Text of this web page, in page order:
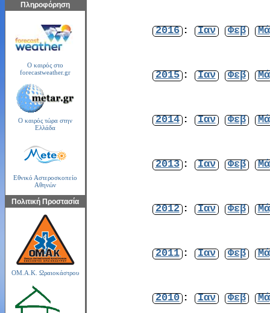
Πληροφόρηση
Ο καιρός στο
forecastweather.gr
Ο καιρός τώρα στην
Ελλάδα
Εθνικό Αστεροσκοπείο
Αθηνών
Πολιτική Προστασία
ΟΜ.Α.Κ. Ωραιοκάστρου
2016 : Ιαν Φεβ
2015 : Ιαν Φεβ
2014 : Ιαν Φεβ
2013 : Ιαν Φεβ
2012 : Ιαν Φεβ
2011 : Ιαν Φεβ
2010 : Ιαν Φεβ